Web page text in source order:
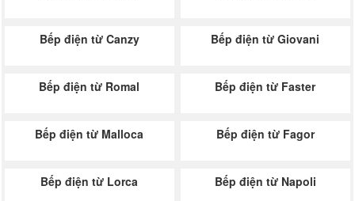
Bếp điện từ Canzy Bếp điện từ Giovani
Bếp điện từ Romal Bếp điện từ Faster
Bếp điện từ Malloca Bếp điện từ Fagor
Bếp điện từ Lorca Bếp điện từ Napoli